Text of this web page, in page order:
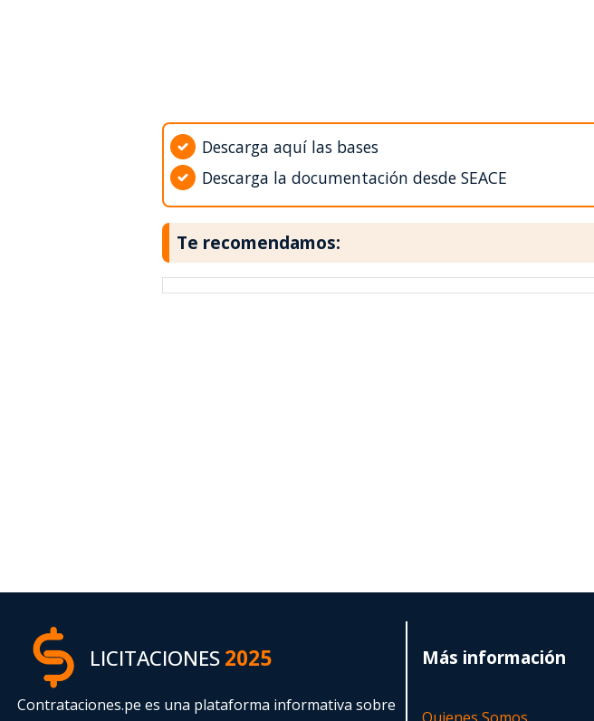
Descarga aquí las bases
Descarga la documentación desde SEACE
Te recomendamos:
LICITACIONES2025
Contrataciones.pe es una plataforma informativa sobre
Más información
Quienes Somos